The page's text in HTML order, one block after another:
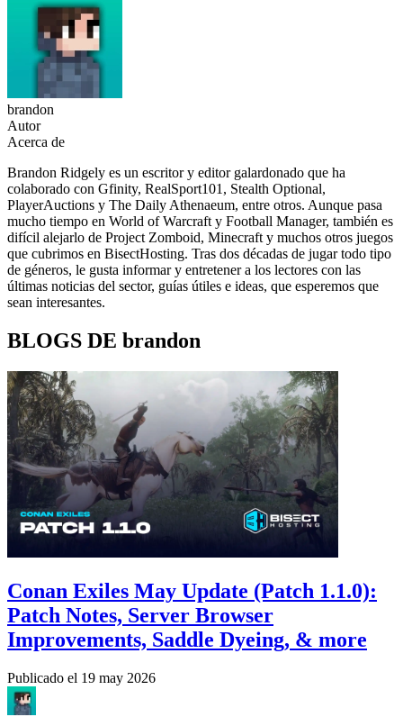
brandon
Autor
Acerca de
Brandon Ridgely es un escritor y editor galardonado que ha
colaborado con Gfinity, RealSport101, Stealth Optional,
PlayerAuctions y The Daily Athenaeum, entre otros. Aunque pasa
mucho tiempo en World of Warcraft y Football Manager, también es
difícil alejarlo de Project Zomboid, Minecraft y muchos otros juegos
que cubrimos en BisectHosting. Tras dos décadas de jugar todo tipo
de géneros, le gusta informar y entretener a los lectores con las
últimas noticias del sector, guías útiles e ideas, que esperemos que
sean interesantes.
BLOGS DE brandon
Conan Exiles May Update (Patch 1.1.0):
Patch Notes, Server Browser
Improvements, Saddle Dyeing, & more
Publicado el 19 may 2026